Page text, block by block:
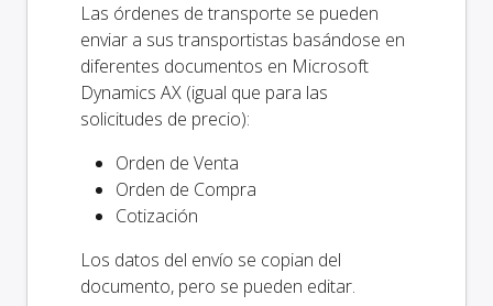
Las órdenes de transporte se pueden
enviar a sus transportistas basándose en
diferentes documentos en Microsoft
Dynamics AX (igual que para las
solicitudes de precio):
Orden de Venta
Orden de Compra
Cotización
Los datos del envío se copian del
documento, pero se pueden editar.